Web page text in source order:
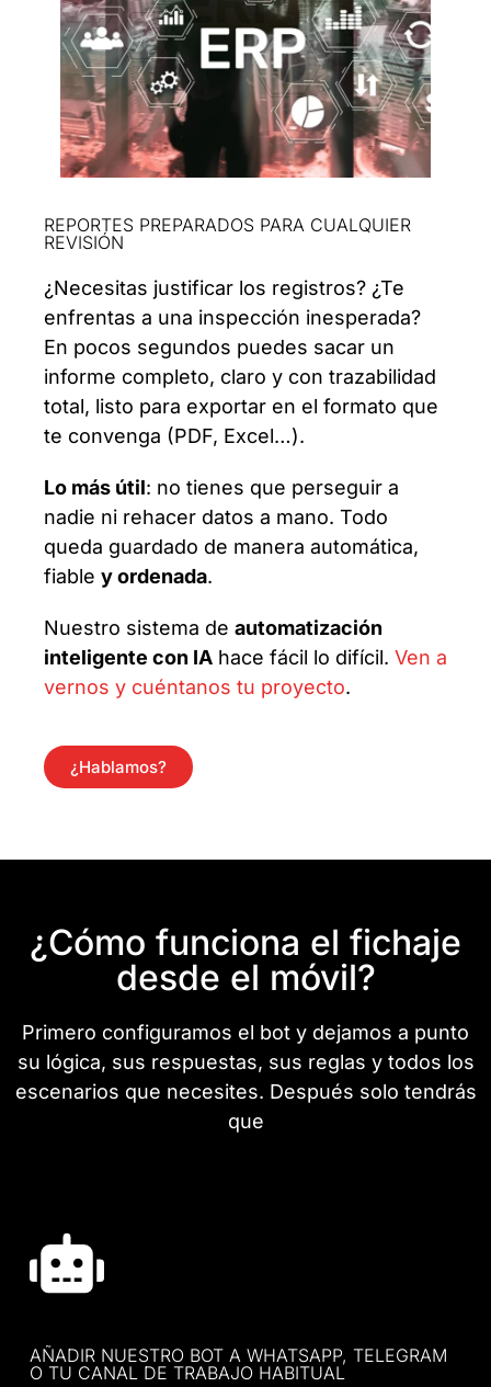
REPORTES PREPARADOS PARA CUALQUIER
REVISIÓN
¿Necesitas justificar los registros? ¿Te
enfrentas a una inspección inesperada?
En pocos segundos puedes sacar un
informe completo, claro y con trazabilidad
total, listo para exportar en el formato que
te convenga (PDF, Excel…).
Lo más útil: no tienes que perseguir a
nadie ni rehacer datos a mano. Todo
queda guardado de manera automática,
fiable y ordenada.
Nuestro sistema de automatización
inteligente con IA hace fácil lo difícil. Ven a
vernos y cuéntanos tu proyecto.
¿Hablamos?
¿Cómo funciona el fichaje
desde el móvil?
Primero configuramos el bot y dejamos a punto
su lógica, sus respuestas, sus reglas y todos los
escenarios que necesites. Después solo tendrás
que
AÑADIR NUESTRO BOT A WHATSAPP, TELEGRAM
O TU CANAL DE TRABAJO HABITUAL